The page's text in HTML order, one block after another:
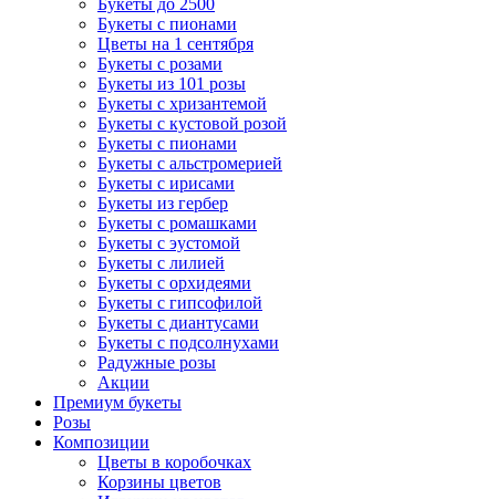
Букеты до 2500
Букеты с пионами
Цветы на 1 сентября
Букеты с розами
Букеты из 101 розы
Букеты с хризантемой
Букеты с кустовой розой
Букеты с пионами
Букеты с альстромерией
Букеты с ирисами
Букеты из гербер
Букеты с ромашками
Букеты с эустомой
Букеты с лилией
Букеты с орхидеями
Букеты с гипсофилой
Букеты с диантусами
Букеты с подсолнухами
Радужные розы
Акции
Премиум букеты
Розы
Композиции
Цветы в коробочках
Корзины цветов